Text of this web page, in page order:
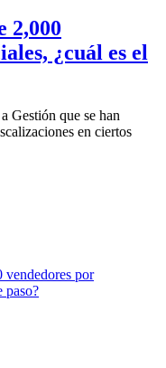
2,000
¿cuál es el
Gestión que se han
en ciertos